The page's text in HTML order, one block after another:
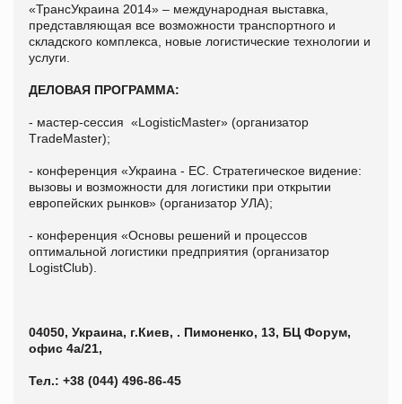
«ТрансУкраина 2014» – международная выставка,
представляющая все возможности транспортного и
складского комплекса, новые логистические технологии и
услуги.
ДЕЛОВАЯ ПРОГРАММА:
- мастер-сессия «LogisticMaster» (организатор
ТradeMaster);
- конференция «Украина - ЕС. Стратегическое видение:
вызовы и возможности для логистики при открытии
европейских рынков» (организатор УЛА);
- конференция «Основы решений и процессов
оптимальной логистики предприятия (организатор
LogistClub).
04050, Украина, г.Киев, . Пимоненко, 13, БЦ Форум,
офис 4а/21,
Тел.: +38 (044) 496-86-45